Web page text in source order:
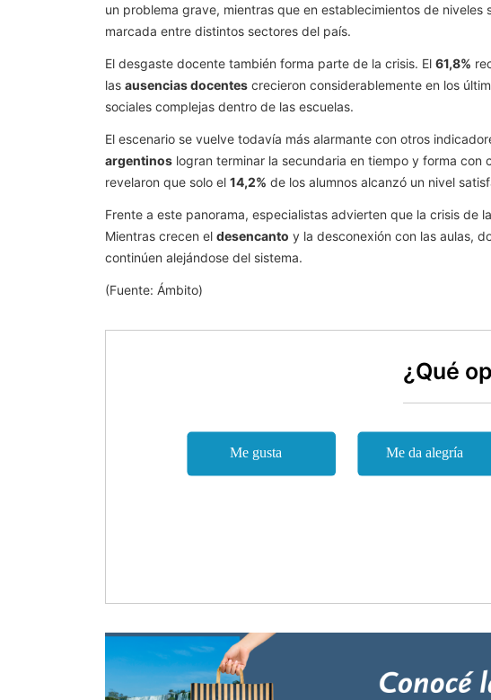
un problema grave, mientras que en establecimientos de
marcada entre distintos sectores del país.
El desgaste docente también forma parte de la crisis. El 61,8%
las ausencias docentes crecieron considerablemente en los
sociales complejas dentro de las escuelas.
El escenario se vuelve todavía más alarmante con otros
argentinos logran terminar la secundaria en tiempo y forma con
revelaron que solo el 14,2% de los alumnos alcanzó un nivel
Frente a este panorama, especialistas advierten que la crisis de
Mientras crecen el desencanto y la desconexión con las aulas,
continúen alejándose del sistema.
(Fuente: Ámbito)
¿Qué